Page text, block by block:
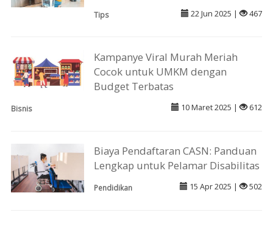
Tips 22 Jun 2025 | 467
Kampanye Viral Murah Meriah
Cocok untuk UMKM dengan
Budget Terbatas
Bisnis 10 Maret 2025 | 612
Biaya Pendaftaran CASN: Panduan
Lengkap untuk Pelamar Disabilitas
Pendidikan 15 Apr 2025 | 502